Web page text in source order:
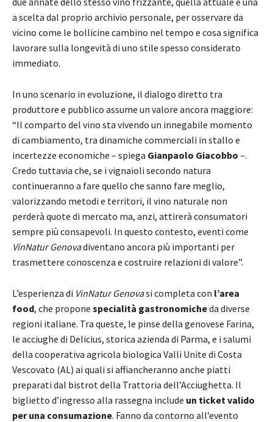
a scelta dal proprio archivio personale, per osservare da
vicino come le bollicine cambino nel tempo e cosa significa
lavorare sulla longevità di uno stile spesso considerato
immediato.
In uno scenario in evoluzione, il dialogo diretto tra
produttore e pubblico assume un valore ancora maggiore:
“Il comparto del vino sta vivendo un innegabile momento
di cambiamento, tra dinamiche commerciali in stallo e
incertezze economiche – spiega Gianpaolo Giacobbo –.
Credo tuttavia che, se i vignaioli secondo natura
continueranno a fare quello che sanno fare meglio,
valorizzando metodi e territori, il vino naturale non
perderà quote di mercato ma, anzi, attirerà consumatori
sempre più consapevoli. In questo contesto, eventi come
VinNatur Genovadiventano ancora più importanti per
trasmettere conoscenza e costruire relazioni di valore”. ​
L’esperienza di VinNatur Genovasi completa con l’area
food, che propone specialità gastronomicheda diverse
regioni italiane. Tra queste, le pinse della genovese Farina,
le acciughe di Delicius, storica azienda di Parma, e i salumi
della cooperativa agricola biologica Valli Unite di Costa
Vescovato (AL) ai quali si affiancheranno anche piatti
preparati dal bistrot della Trattoria dell’Acciughetta. Il
biglietto d’ingresso alla rassegna include un ticket valido
per una consumazione. Fanno da contorno all’evento